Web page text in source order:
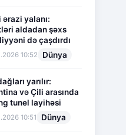
ərazi yalanı:
aldadan şəxs
də çaşdırdı
10:52 Dünya
yarılır:
və Çili arasında
tunel layihəsi
10:51 Dünya